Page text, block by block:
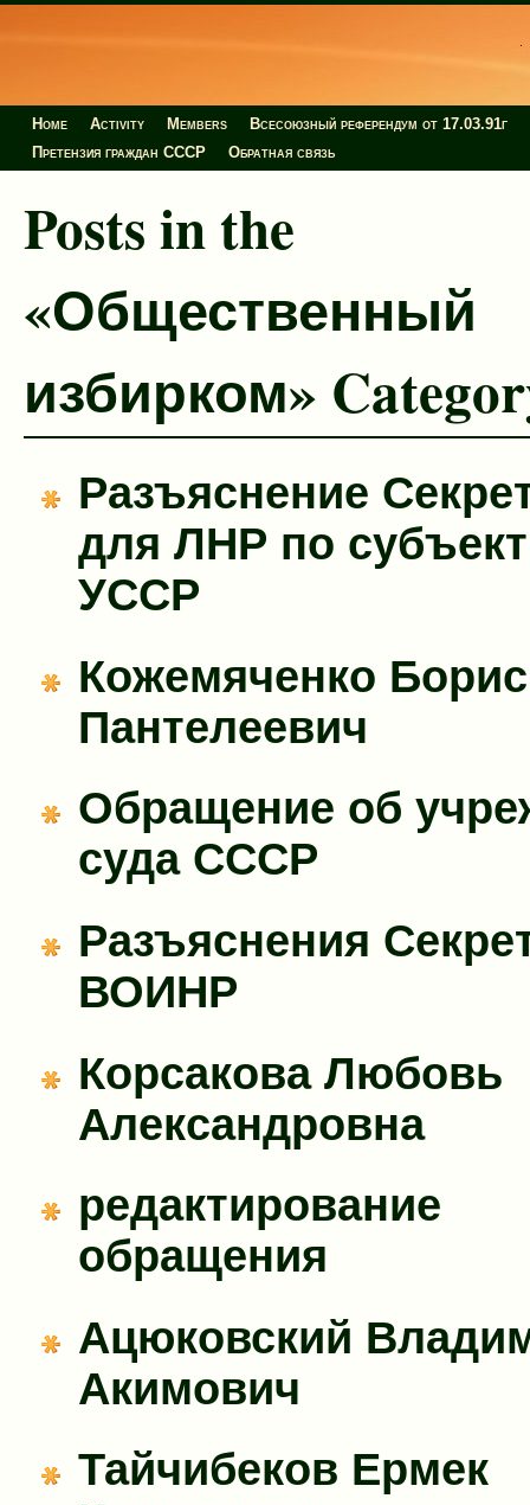
Home Activity Members Всесоюзный референдум от 17.03.91г
Претензия граждан СССР
Обратная связь
Posts in the
«Общественный
избирком»
Разъяснение
для ЛНР по
УССР
Кожемяченко Борис
Пантелеевич
Обращение об
суда СССР
Разъяснения
ВОИНР
Корсакова Любовь
Александровна
редактирование
обращения
Ацюковский
Акимович
Тайчибеков Ермек